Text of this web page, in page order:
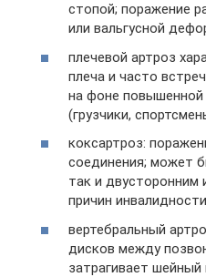
стопой; поражение
или вальгусной
плечевой артроз
плеча и часто
на фоне повышенной
(грузчики,
коксартроз:
соединения; может
так и двусторонним
причин
вертебральный
дисков между
затрагивает